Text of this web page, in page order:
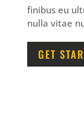
finibus eu
nulla vitae
GET